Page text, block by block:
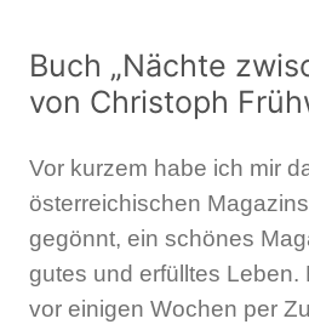
Buch „Nächte
von Christoph
Vor kurzem habe ich mir
österreichischen Magazins
gegönnt, ein schönes
gutes und erfülltes Leben.
vor einigen Wochen per